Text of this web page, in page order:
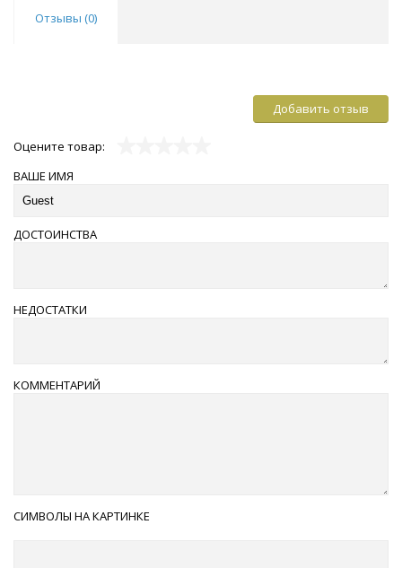
Отзывы (0)
Добавить отзыв
Оцените товар:
ВАШЕ ИМЯ
ДОСТОИНСТВА
НЕДОСТАТКИ
КОММЕНТАРИЙ
СИМВОЛЫ НА КАРТИНКЕ